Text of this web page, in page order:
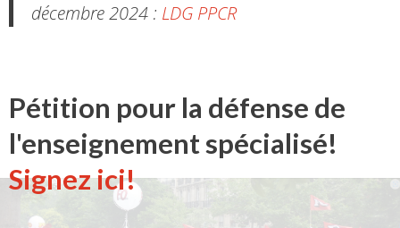
décembre 2024 : LDG PPCR
Pétition pour la défense de
l'enseignement spécialisé!
Signez ici!